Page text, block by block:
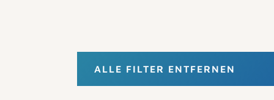
ALLE FILTER ENTFERNEN